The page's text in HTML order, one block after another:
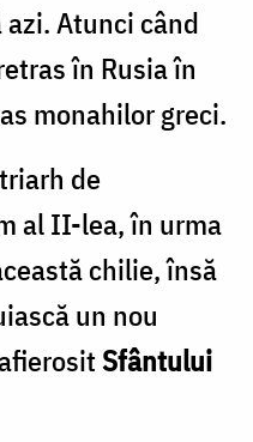
Atunci când
în Rusia în
monahilor greci.
de
al II-lea, în urma
chilie, însă
un nou
Sfântului